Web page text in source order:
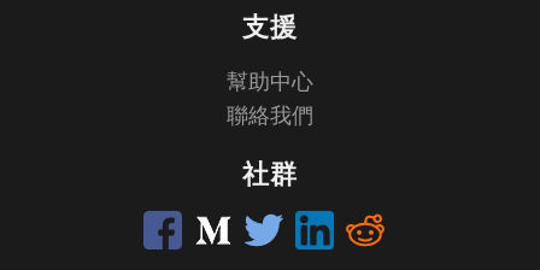
支援
幫助中心
聯絡我們
社群